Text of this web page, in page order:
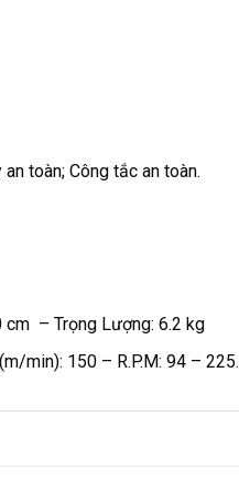
toàn; Công tắc an toàn.
cm – Trọng Lượng: 6.2 kg
min): 150 – R.P.M: 94 – 225.